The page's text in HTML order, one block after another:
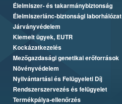
Élelmiszer- és takarmánybiztonság
Élelmiszerlánc-biztonsági laborhálózat
Járványvédelem
Kiemelt ügyek, EUTR
Kockázatkezelés
Mezőgazdasági genetikai erőforrások
Növényvédelem
Nyilvántartási és Felügyeleti Díj
Rendszerszervezés és felügyelet
Termékpálya-ellenőrzés